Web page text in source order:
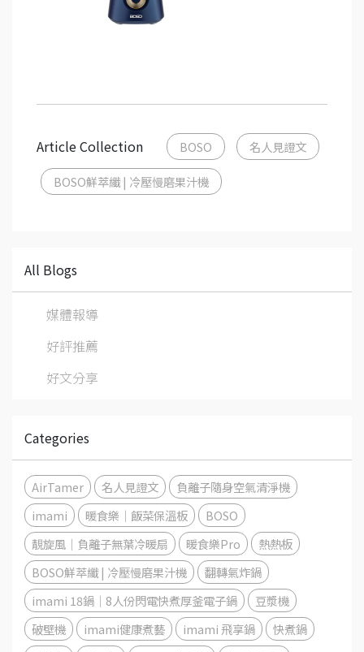
Article Collection BOSO 名人見證文
BOSO鮮萃纖 | 冷壓慢磨果汁機
All Blogs
媒體報導
好評推薦
好文分享
Categories
AirTamer 名人見證文
負離子隨身空氣清淨機
imami
暖食樂｜飯菜保溫板
BOSO
靚旋風｜負離子無葉冷暖扇
暖食樂Pro
熱熱板
BOSO鮮萃纖 | 冷壓慢磨果汁機
翻轉氣炸鍋
imami 18鍋│8人份閃電快煮厚釜電子鍋
豆漿機
破壁機
imami健康煮藝 imami 飛享鍋
快煮鍋